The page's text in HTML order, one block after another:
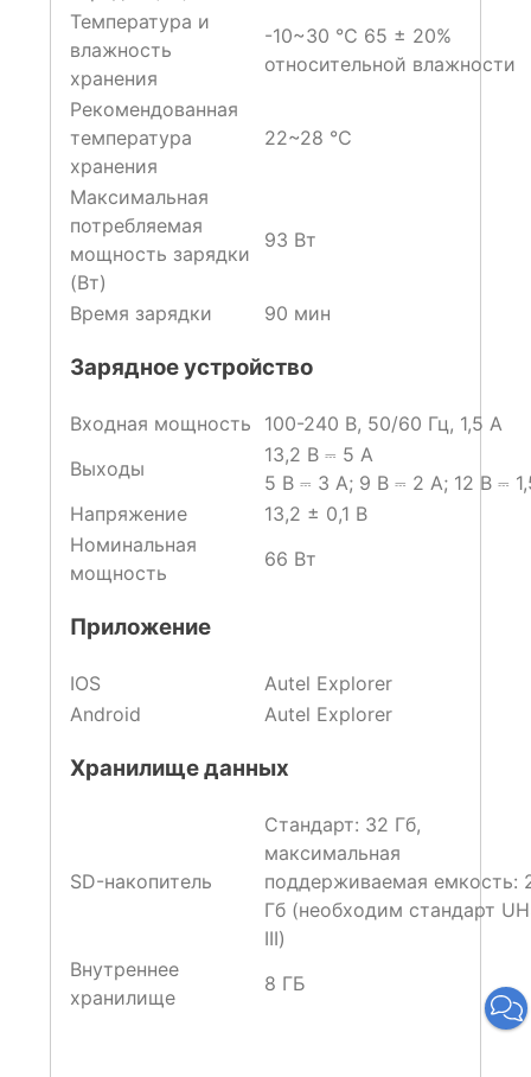
Температура и
влажность
хранения
-10~30 ℃ 65 ± 20%
относительной влажности
Рекомендованная
температура
хранения
22~28 ℃
Максимальная
потребляемая
мощность зарядки
(Вт)
93 Вт
Время зарядки 90 мин
Зарядное устройство
Входная мощность
100-240 В, 50/60 Гц, 1,5 А
Выходы
13,2 В ⎓ 5 A
5 В ⎓ 3 А; 9 В ⎓ 2 А; 12 В ⎓
Напряжение
13,2 ± 0,1 В
Номинальная
мощность
66 Вт
Приложение
IOS
Autel Explorer
Android
Autel Explorer
Хранилище данных
SD-накопитель
Стандарт: 32 Гб,
максимальная
поддерживаемая емкость:
Гб (необходим стандарт
III)
Внутреннее
хранилище
8 ГБ